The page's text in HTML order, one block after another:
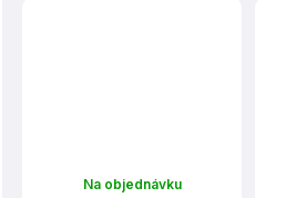
Na objednávku